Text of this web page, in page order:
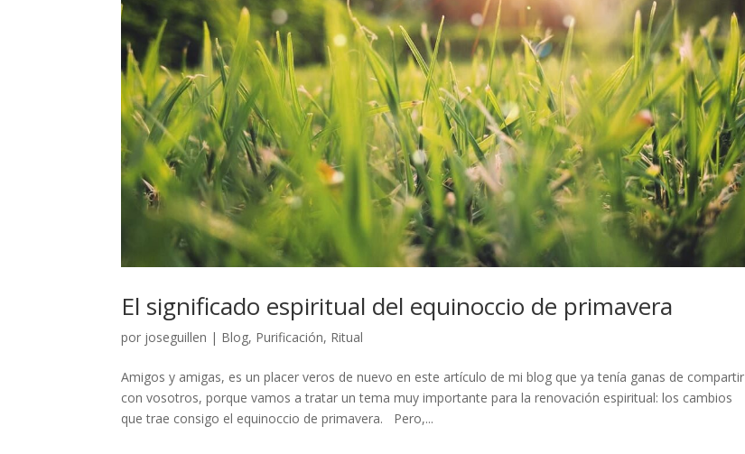
El significado espiritual del equinoccio de primavera
por joseguillen | Blog, Purificación, Ritual
Amigos y amigas, es un placer veros de nuevo en este artículo de mi blog que ya tenía ganas de compartir
con vosotros, porque vamos a tratar un tema muy importante para la renovación espiritual: los cambios
que trae consigo el equinoccio de primavera. Pero,...